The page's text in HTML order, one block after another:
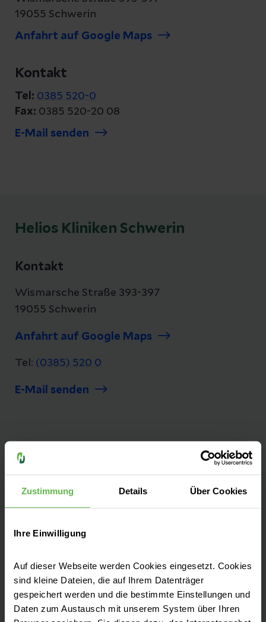
Zustimmung Details Über Cookies
Ihre Einwilligung
Auf dieser Webseite werden Cookies eingesetzt. Cookies
sind kleine Dateien, die auf Ihrem Datenträger
gespeichert werden und die bestimmte Einstellungen und
Daten zum Austausch mit unserem System über Ihren
19055 Schwerin
Anfahrt auf Google Maps
Kontakt
Tel: 0385 520-0
Fax: 0385 520-20 08
E-Mail senden
Helios Kliniken Schwerin
Kontakt
Wismarsche Straße 393-397
19055 Schwerin
Anfahrt auf Google Maps
Tel: (0385) 520 0
E-Mail senden
Unsere Qualität
uns nicht nur ein Wort, es ist ein Versprechen.
Seit mehr als 25 Jahren messen und
bestmöglich und sicher behandelt werden.
Zu unseren Qualitätszahlen